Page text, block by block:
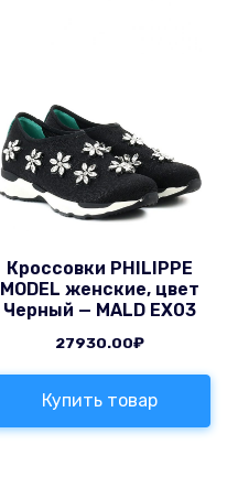
Кроссовки PHILIPPE
MODEL женские, цвет
Черный — MALD EX03
27930.00₽
Купить товар